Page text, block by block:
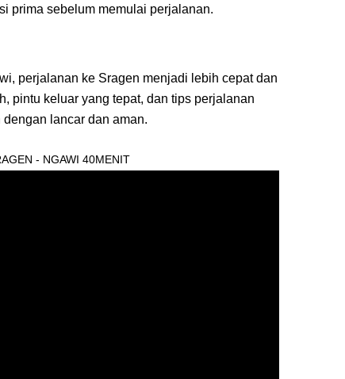
prima sebelum memulai perjalanan.
perjalanan ke Sragen menjadi lebih cepat dan
pintu keluar yang tepat, dan tips perjalanan
lancar dan aman.
- NGAWI 40MENIT